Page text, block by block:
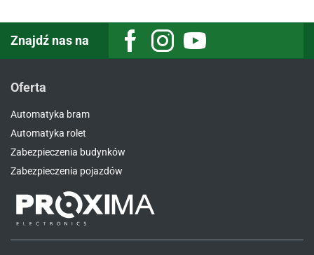
Znajdź nas na FacebookInstagramYoutube
Oferta
Automatyka bram
Automatyka rolet
Zabezpieczenia budynków
Zabezpieczenia pojazdów